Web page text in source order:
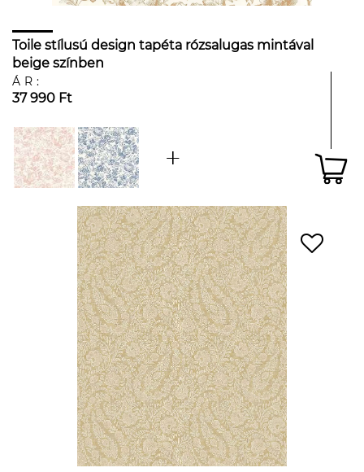
Toile stílusú design tapéta rózsalugas mintával
beige színben
ÁR:
37 990 Ft